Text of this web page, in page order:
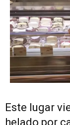
Este lugar
helado por